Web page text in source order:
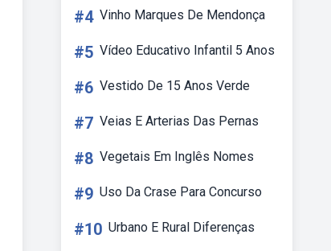
#4 Vinho Marques De Mendonça
#5 Vídeo Educativo Infantil 5 Anos
#6 Vestido De 15 Anos Verde
#7 Veias E Arterias Das Pernas
#8 Vegetais Em Inglês Nomes
#9 Uso Da Crase Para Concurso
#10 Urbano E Rural Diferenças